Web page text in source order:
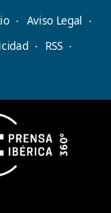
Aviso Legal
RSS